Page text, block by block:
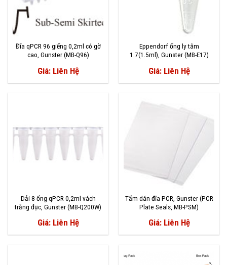
Đĩa qPCR 96 giếng 0,2ml có gờ
cao, Gunster (MB-Q96)
Giá: Liên Hệ
Eppendorf ống ly tâm
1.7(1.5ml), Gunster (MB-E17)
Giá: Liên Hệ
Dải 8 ống qPCR 0,2ml vách
trắng đục, Gunster (MB-Q200W)
Giá: Liên Hệ
Tấm dán đĩa PCR, Gunster (PCR
Plate Seals, MB-PSM)
Giá: Liên Hệ